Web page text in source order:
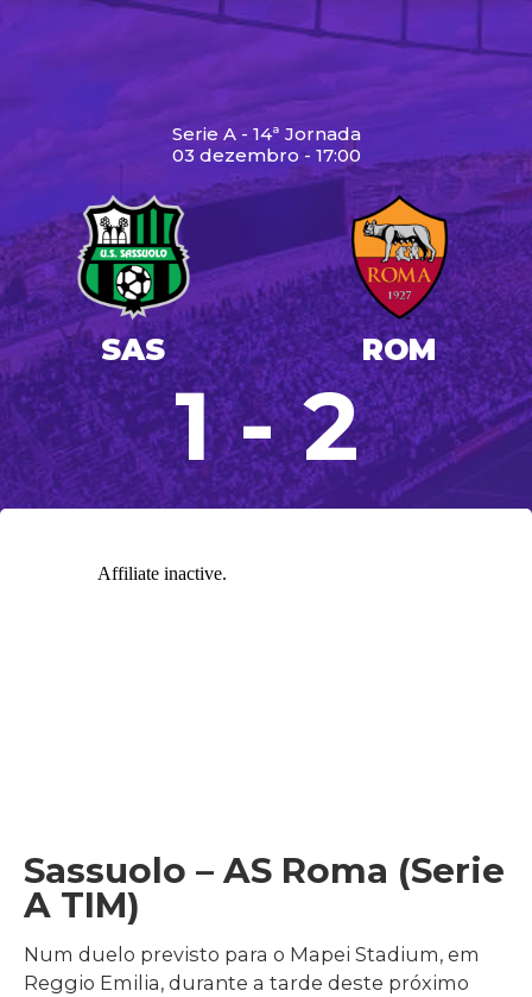
Serie A - 14ª Jornada
03 dezembro - 17:00
SAS ROM
1 - 2
Sassuolo – AS Roma (Serie
A TIM)
Num duelo previsto para o Mapei Stadium, em
Reggio Emilia, durante a tarde deste próximo